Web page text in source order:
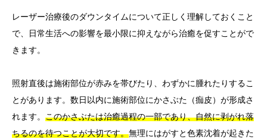
レーザー治療後のダウンタイムについて正しく理解しておくこと
で、日常生活への影響を最小限に抑えながら治癒を促すことがで
きます。
照射直後は施術部位が赤みを帯びたり、わずかに腫れたりするこ
とがあります。数日以内に施術部位にかさぶた（痂皮）が形成さ
れます。 このかさぶたは治癒過程の一部であり、自然に剥がれ落
ちるのを待つことが大切です。無理にはがすと色素沈着が起きた